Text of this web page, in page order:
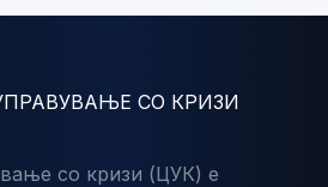
СО КРИЗИ
со кризи (ЦУК) е